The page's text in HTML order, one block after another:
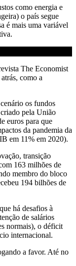
como energia e
o país segue
é mais uma variável
The Economist
como a
os fundos
pela União
euros para que
da pandemia da
em 11% em 2020).
transição
163 milhões de
membro do bloco
194 bilhões de
há desafios à
de salários
normais), o déficit
internacional.
a favor. Até no